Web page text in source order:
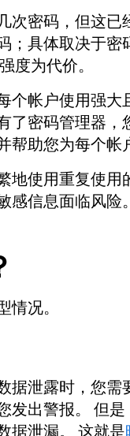
次密码，但这
；具体取决于
度为代价。
帐户使用强大
了密码管理器
帮助您为每个帐
地使用重复使
信息面临风险。
况。
据泄露时，您
发出警报。 但
据泄漏。 这就是